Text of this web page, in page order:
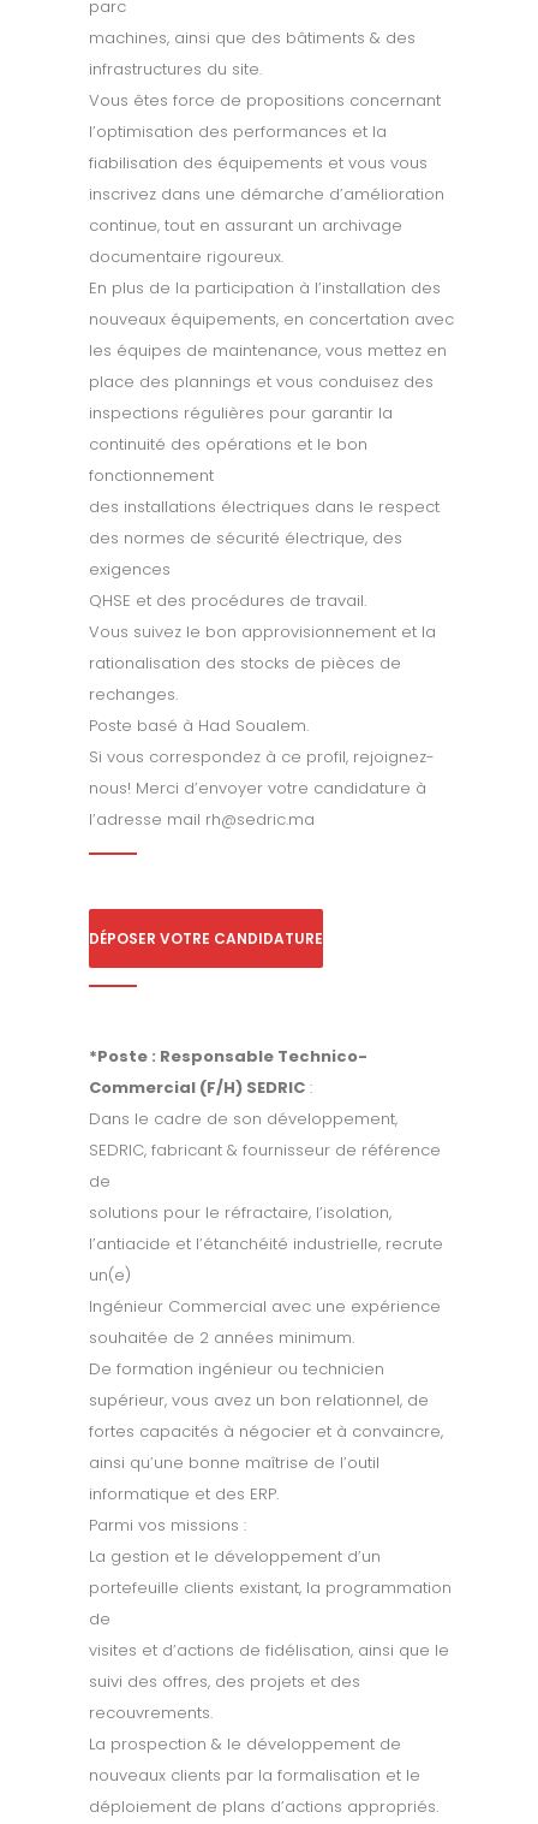
parc
machines, ainsi que des bâtiments & des
infrastructures du site.
Vous êtes force de propositions concernant
l’optimisation des performances et la
fiabilisation des équipements et vous vous
inscrivez dans une démarche d’amélioration
continue, tout en assurant un archivage
documentaire rigoureux.
En plus de la participation à l’installation des
nouveaux équipements, en concertation avec
les équipes de maintenance, vous mettez en
place des plannings et vous conduisez des
inspections régulières pour garantir la
continuité des opérations et le bon
fonctionnement
des installations électriques dans le respect
des normes de sécurité électrique, des
exigences
QHSE et des procédures de travail.
Vous suivez le bon approvisionnement et la
rationalisation des stocks de pièces de
rechanges.
Poste basé à Had Soualem.
Si vous correspondez à ce profil, rejoignez-
nous! Merci d’envoyer votre candidature à
l’adresse mail rh@sedric.ma
DÉPOSER VOTRE CANDIDATURE
*Poste : Responsable Technico-
Commercial (F/H) SEDRIC :
Dans le cadre de son développement,
SEDRIC, fabricant & fournisseur de référence
de
solutions pour le réfractaire, l’isolation,
l’antiacide et l’étanchéité industrielle, recrute
un(e)
Ingénieur Commercial avec une expérience
souhaitée de 2 années minimum.
De formation ingénieur ou technicien
supérieur, vous avez un bon relationnel, de
fortes capacités à négocier et à convaincre,
ainsi qu’une bonne maîtrise de l’outil
informatique et des ERP.
Parmi vos missions :
La gestion et le développement d’un
portefeuille clients existant, la programmation
de
visites et d’actions de fidélisation, ainsi que le
suivi des offres, des projets et des
recouvrements.
La prospection & le développement de
nouveaux clients par la formalisation et le
déploiement de plans d’actions appropriés.